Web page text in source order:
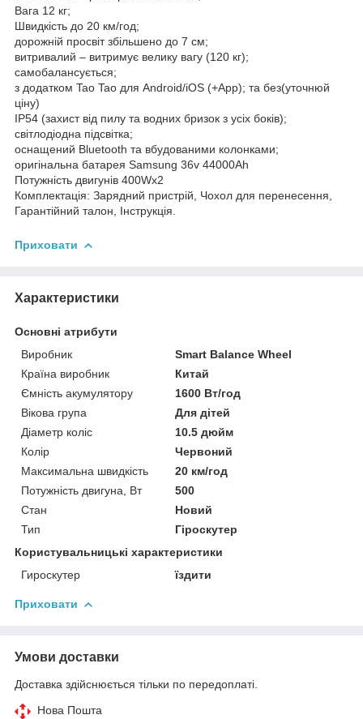
Вага 12 кг;
Швидкість до 20 км/год;
дорожній просвіт збільшено до 7 см;
витривалий – витримує велику вагу (120 кг);
самобалансується;
з додатком Tao Tao для Android/iOS (+App); та без(уточнюй
ціну)
IP54 (захист від пилу та водних бризок з усіх боків);
світлодіодна підсвітка;
оснащений Bluetooth та вбудованими колонками;
оригінальна батарея Samsung 36v 44000Ah
Потужність двигунів 400Wx2
Комплектація: Зарядний пристрій, Чохол для перенесення,
Гарантійний талон, Інструкція.
Приховати
Характеристики
Основні атрибути
Виробник
Smart Balance Wheel
Країна виробник
Китай
Ємність акумулятору
1600 Вт/год
Вікова група
Для дітей
Діаметр коліс
10.5 дюйм
Колір
Червоний
Максимальна швидкість
20 км/год
Потужність двигуна, Вт
500
Стан
Новий
Тип
Гіроскутер
Користувальницькі характеристики
Гироскутер
їздити
Приховати
Умови доставки
Доставка здійснюється тільки по передоплаті.
Нова Пошта